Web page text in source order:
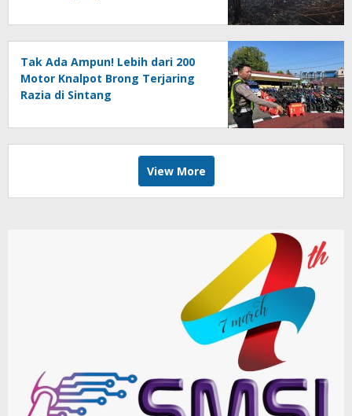
Tak Ada Ampun! Lebih dari 200
Motor Knalpot Brong Terjaring
Razia di Sintang
View More